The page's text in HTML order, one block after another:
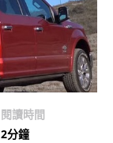
閱讀時間
2分鐘